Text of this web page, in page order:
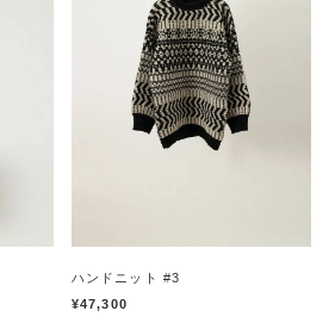
ハンドニット #3
¥47,300